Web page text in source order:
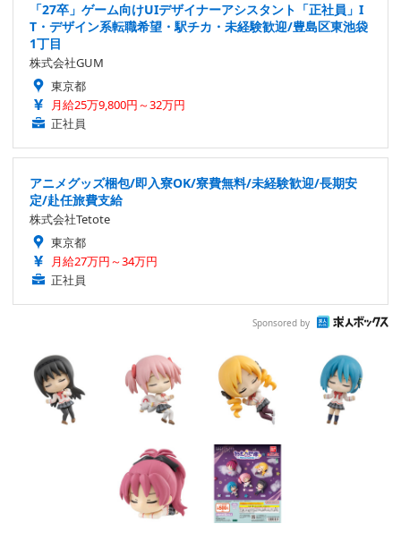
「27卒」ゲーム向けUIデザイナーアシスタント「正社員」I
T・デザイン系転職希望・駅チカ・未経験歓迎/豊島区東池袋
1丁目
株式会社GUM
東京都
月給25万9,800円～32万円
正社員
アニメグッズ梱包/即入寮OK/寮費無料/未経験歓迎/長期安
定/赴任旅費支給
株式会社Tetote
東京都
月給27万円～34万円
正社員
Sponsored by